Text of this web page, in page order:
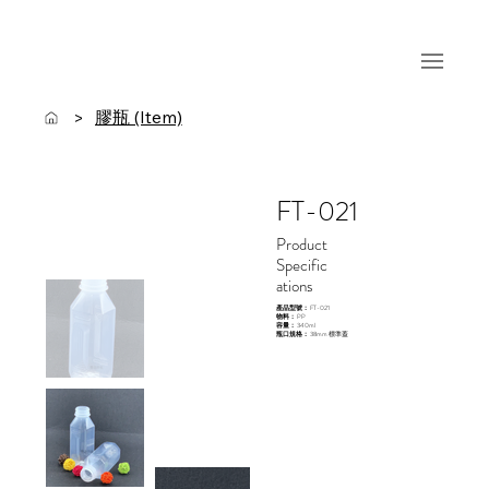
> 膠瓶 (Item)
FT-021
Product
Specific
ations
產品型號： FT-021
物料： PP
容量： 340ml
瓶口規格： 38mm 標準蓋